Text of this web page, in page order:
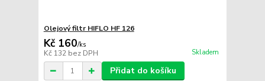
Olejový filtr HIFLO HF 126
Kč 160/ks
Kč 132 bez DPH Skladem
Přidat do košíku